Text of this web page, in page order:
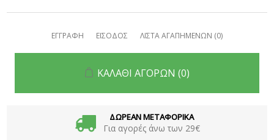
ΕΓΓΡΑΦΗ ΕΙΣΟΔΟΣ ΛΙΣΤΑ ΑΓΑΠΗΜΕΝΩΝ (0)
ΚΑΛΑΘΙ ΑΓΟΡΩΝ (0)
ΔΩΡΕΑΝ ΜΕΤΑΦΟΡΙΚΑ
Για αγορές άνω των 29€